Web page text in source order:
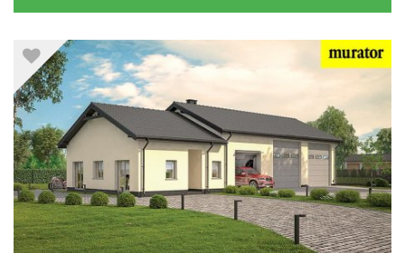
mieszkalną, biurową i antresolą gospodarczą (239.9
m²)